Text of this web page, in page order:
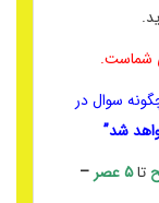
شماست.
سوال در
شد”
تا۵ عصر
–